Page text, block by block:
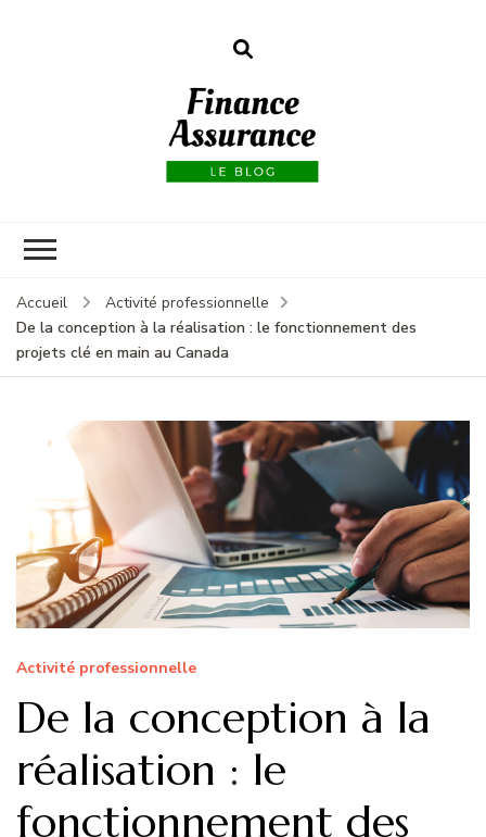
Accueil
Activité professionnelle
De la conception à la réalisation : le fonctionnement des
projets clé en main au Canada
Activité professionnelle
De la conception à la
réalisation : le
fonctionnement des